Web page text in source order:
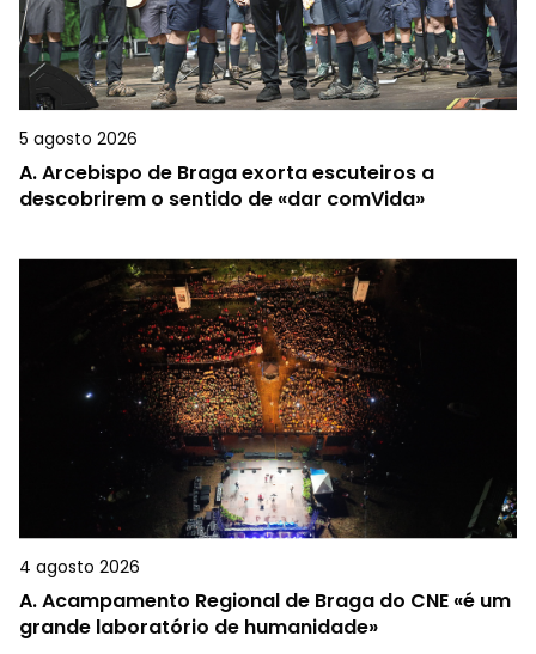
5 agosto 2026
A.Arcebispo de Braga exorta escuteiros a
descobrirem o sentido de «dar comVida»
4 agosto 2026
A.Acampamento Regional de Braga do CNE «é um
grande laboratório de humanidade»